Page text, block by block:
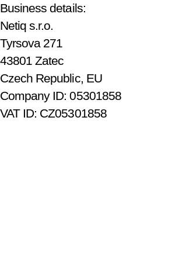
Business details:
Netiq s.r.o.
Tyrsova 271
43801 Zatec
Czech Republic, EU
Company ID: 05301858
VAT ID: CZ05301858